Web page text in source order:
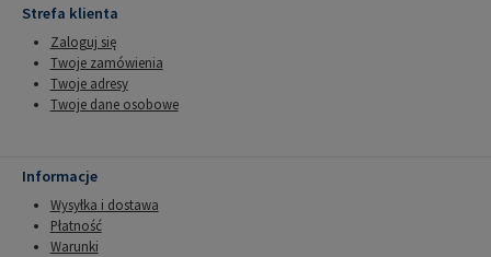
Strefa klienta
Zaloguj się
Twoje zamówienia
Twoje adresy
Twoje dane osobowe
Informacje
Wysyłka i dostawa
Płatność
Warunki